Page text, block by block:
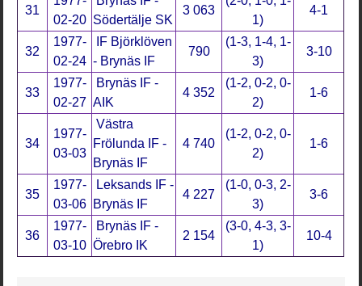
31
02-20 Södertälje SK
3 063
1)
4-1
32
1977-
02-24
IF Björklöven
- Brynäs IF
790
(1-3, 1-4, 1-
3)
3-10
33
1977-
02-27
Brynäs IF -
AIK
4 352
(1-2, 0-2, 0-
2)
1-6
34
1977-
03-03
Västra
Frölunda IF -
Brynäs IF
4 740
(1-2, 0-2, 0-
2)
1-6
35
1977-
03-06
Leksands IF -
Brynäs IF
4 227
(1-0, 0-3, 2-
3)
3-6
36
1977-
03-10
Brynäs IF -
Örebro IK
2 154
(3-0, 4-3, 3-
1)
10-4